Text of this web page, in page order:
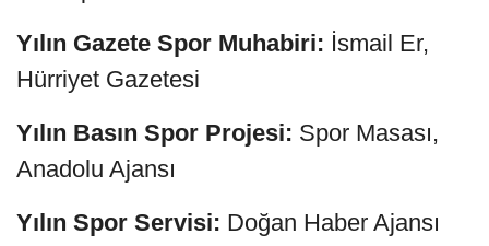
Yılın Gazete Spor Muhabiri: İsmail Er,
Hürriyet Gazetesi
Yılın Basın Spor Projesi: Spor Masası,
Anadolu Ajansı
Yılın Spor Servisi: Doğan Haber Ajansı